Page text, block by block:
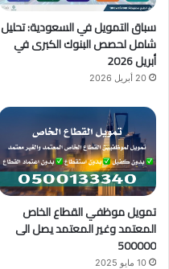
سباق التمويل في السعودية: تحليل
شامل لحصص البنوك الكبرى في
أبريل 2026
20 أبريل 2026
تمويل موظفي القطاع الخاص
المعتمد وغير المعتمد يصل الى
500000
10 مايو 2025